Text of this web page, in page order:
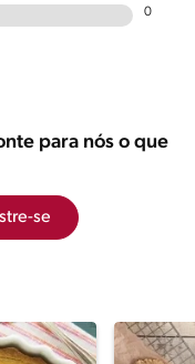
0
para nós o que
se